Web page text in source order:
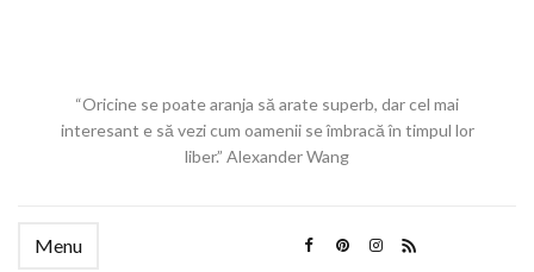
“Oricine se poate aranja să arate superb, dar cel mai
interesant e să vezi cum oamenii se îmbracă în timpul lor
liber.” Alexander Wang
Menu